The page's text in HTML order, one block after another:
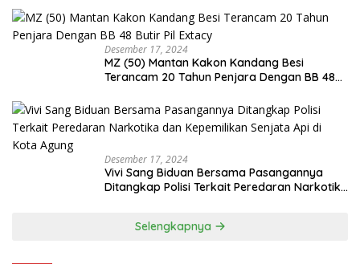
Desember 17, 2024
MZ (50) Mantan Kakon Kandang Besi
Terancam 20 Tahun Penjara Dengan BB 48
Desember 17, 2024
Vivi Sang Biduan Bersama Pasangannya
Ditangkap Polisi Terkait Peredaran Narkotika
Selengkapnya